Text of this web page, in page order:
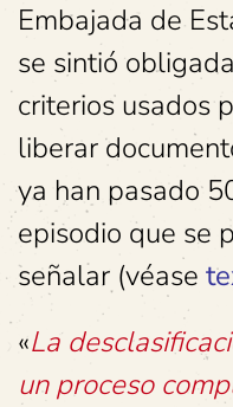
Embajada de
se sintió
criterios usados
liberar
ya han pasado
episodio que se
señalar (véase
«La
un proceso